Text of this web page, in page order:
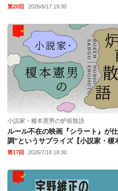
第20回 2026/6/17 19:30
小説家・榎本憲男の炉前散語
ルール不在の映画『シラート』が
調”というサプライズ【小説家・榎
第17回 2026/7/18 18:30